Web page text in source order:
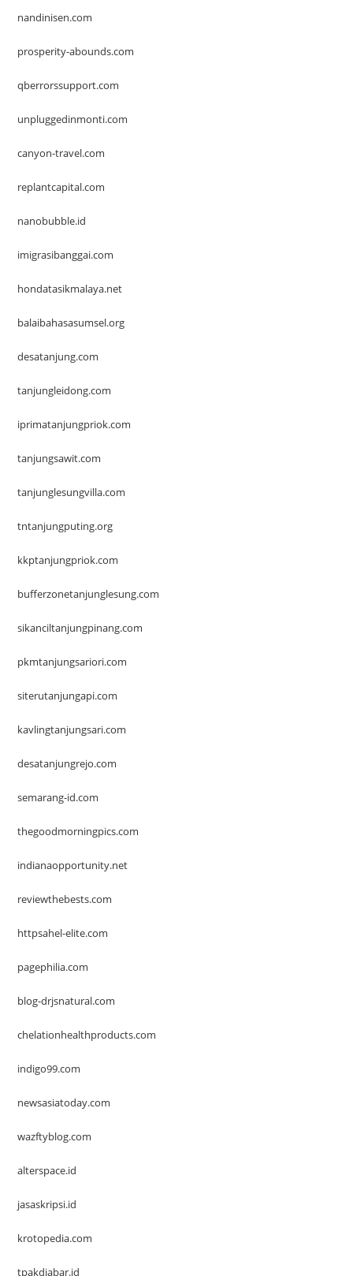
nandinisen.com
prosperity-abounds.com
qberrorssupport.com
unpluggedinmonti.com
canyon-travel.com
replantcapital.com
nanobubble.id
imigrasibanggai.com
hondatasikmalaya.net
balaibahasasumsel.org
desatanjung.com
tanjungleidong.com
iprimatanjungpriok.com
tanjungsawit.com
tanjunglesungvilla.com
tntanjungputing.org
kkptanjungpriok.com
bufferzonetanjunglesung.com
sikanciltanjungpinang.com
pkmtanjungsariori.com
siterutanjungapi.com
kavlingtanjungsari.com
desatanjungrejo.com
semarang-id.com
thegoodmorningpics.com
indianaopportunity.net
reviewthebests.com
httpsahel-elite.com
pagephilia.com
blog-drjsnatural.com
chelationhealthproducts.com
indigo99.com
newsasiatoday.com
wazftyblog.com
alterspace.id
jasaskripsi.id
krotopedia.com
tpakdjabar.id